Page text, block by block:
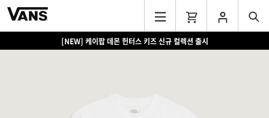
[NEW] 케이팝 데몬 헌터스 키즈 신규 컬렉션 출시